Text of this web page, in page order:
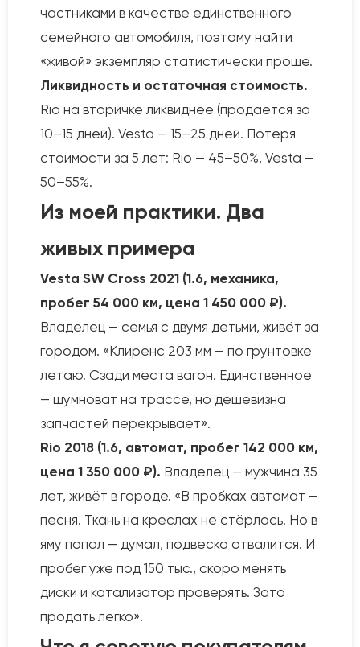
частниками в качестве единственного
семейного автомобиля, поэтому найти
«живой» экземпляр статистически проще.
Ликвидность и остаточная стоимость.
Rio на вторичке ликвиднее (продаётся за
10–15 дней). Vesta — 15–25 дней. Потеря
стоимости за 5 лет: Rio — 45–50%, Vesta —
50–55%.
Из моей практики. Два
живых примера
Vesta SW Cross 2021 (1.6, механика,
пробег 54 000 км, цена 1 450 000 ₽).
Владелец — семья с двумя детьми, живёт за
городом. «Клиренс 203 мм — по грунтовке
летаю. Сзади места вагон. Единственное
— шумноват на трассе, но дешевизна
запчастей перекрывает».
Rio 2018 (1.6, автомат, пробег 142 000 км,
цена 1 350 000 ₽). Владелец — мужчина 35
лет, живёт в городе. «В пробках автомат —
песня. Ткань на креслах не стёрлась. Но в
яму попал — думал, подвеска отвалится. И
пробег уже под 150 тыс., скоро менять
диски и катализатор проверять. Зато
продать легко».